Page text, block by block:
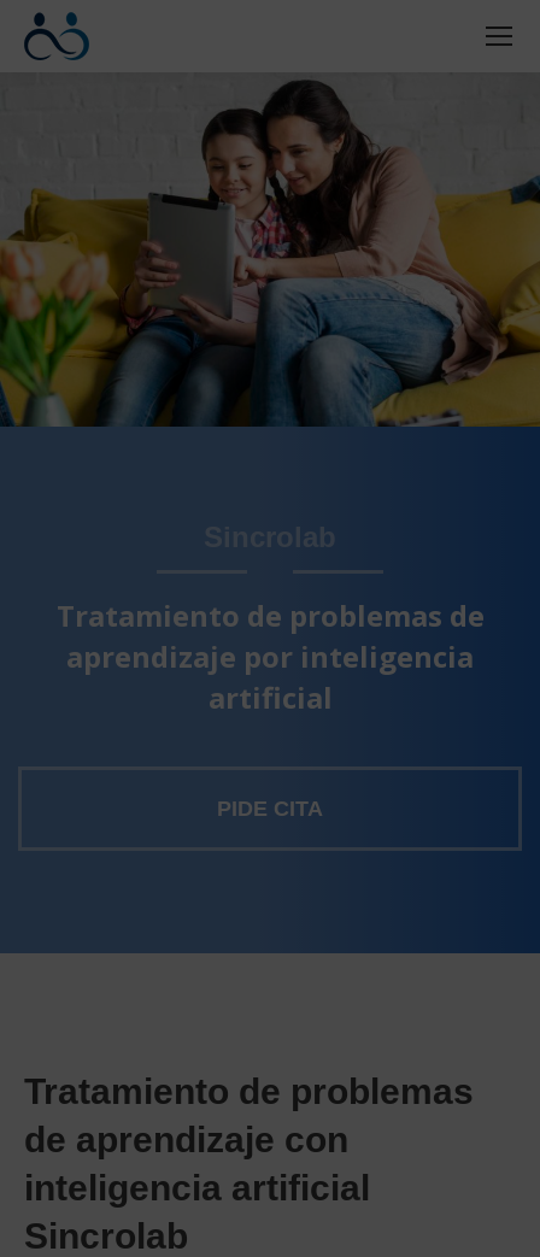
Sincrolab
Tratamiento de problemas de
aprendizaje por inteligencia
artificial
PIDE CITA
Tratamiento de problemas
de aprendizaje con
inteligencia artificial
Sincrolab